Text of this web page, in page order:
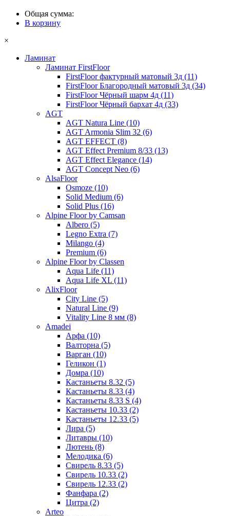
Общая сумма:
В корзину
×
Ламинат
Ламинат FirstFloor
FirstFloor фактурный матовый 3д (11)
FirstFloor Благородный матовый 3д (34)
FirstFloor Чёрный шарм 4д (11)
FirstFloor Чёрный бархат 4д (33)
AGT
AGT Natura Line (10)
AGT Armonia Slim 32 (6)
AGT EFFECT (8)
AGT Effect Premium 8/33 (13)
AGT Effect Elegance (14)
AGT Concept Neo (6)
AlsaFloor
Osmoze (10)
Solid Medium (6)
Solid Plus (16)
Alpine Floor by Camsan
Albero (5)
Legno Extra (7)
Milango (4)
Premium (6)
Alpine Floor by Classen
Aqua Life (11)
Aqua Life XL (11)
AlixFloor
City Line (5)
Natural Line (9)
Vitality Line 8 мм (8)
Amadei
Арфа (10)
Валторна (5)
Варган (10)
Геликон (1)
Домра (10)
Кастаньеты 8.32 (5)
Кастаньеты 8.33 (4)
Кастаньеты 8.33 S (4)
Кастаньеты 10.33 (2)
Кастаньеты 12.33 (5)
Лира (5)
Литавры (10)
Лютень (8)
Мелодика (6)
Свирель 8.33 (5)
Свирель 10.33 (2)
Свирель 12.33 (2)
Фанфара (2)
Цитра (2)
Arteo